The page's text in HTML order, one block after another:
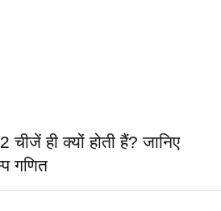
ही क्यों होती हैं? जानिए
गणित